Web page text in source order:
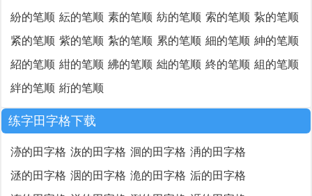
紛的笔顺 紜的笔顺 素的笔顺 紡的笔顺 索的笔顺 紥的笔顺
紧的笔顺 紫的笔顺 紮的笔顺 累的笔顺 細的笔顺 紳的笔顺
紹的笔顺 紺的笔顺 紼的笔顺 絀的笔顺 終的笔顺 組的笔顺
絆的笔顺 絎的笔顺
练字田字格下载
洂的田字格 洃的田字格 洄的田字格 洅的田字格
洆的田字格 洇的田字格 洈的田字格 洉的田字格